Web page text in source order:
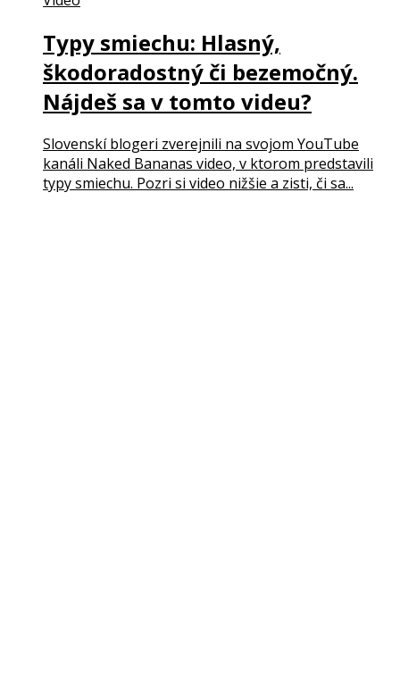
Typy smiechu: Hlasný,
škodoradostný či bezemočný.
Nájdeš sa v tomto videu?
Slovenskí blogeri zverejnili na svojom YouTube
kanáli Naked Bananas video, v ktorom predstavili
typy smiechu. Pozri si video nižšie a zisti, či sa...